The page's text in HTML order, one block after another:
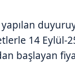
14
başlayan